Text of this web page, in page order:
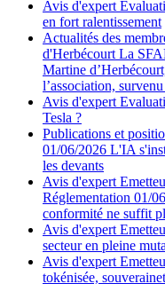
Avis d'expert
en fort ralentissement
Actualités des
d'Herbécourt La
Martine
l’association,
Avis d'expert
Tesla ?
Publications et
01/06/2026 L'IA
les devants
Avis d'expert
Réglementation 01/
conformité ne suffit
Avis d'expert
secteur en pleine
Avis d'expert
tokénisée,